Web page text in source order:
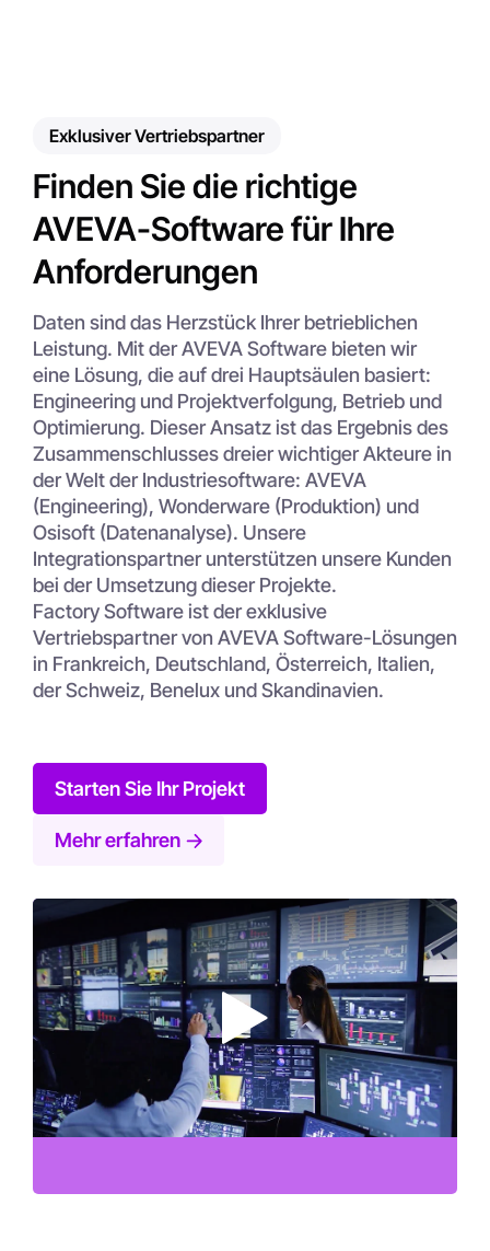
Exklusiver Vertriebspartner
Finden Sie die richtige
AVEVA-Software für Ihre
Anforderungen
Daten sind das Herzstück Ihrer betrieblichen
Leistung. Mit der AVEVA Software bieten wir
eine Lösung, die auf drei Hauptsäulen basiert:
Engineering und Projektverfolgung, Betrieb und
Optimierung. Dieser Ansatz ist das Ergebnis des
Zusammenschlusses dreier wichtiger Akteure in
der Welt der Industriesoftware: AVEVA
(Engineering), Wonderware (Produktion) und
Osisoft (Datenanalyse). Unsere
Integrationspartner unterstützen unsere Kunden
bei der Umsetzung dieser Projekte.
Factory Software ist der exklusive
Vertriebspartner von AVEVA Software-Lösungen
in Frankreich, Deutschland, Österreich, Italien,
der Schweiz, Benelux und Skandinavien.
Starten Sie Ihr Projekt
Mehr erfahren
Play